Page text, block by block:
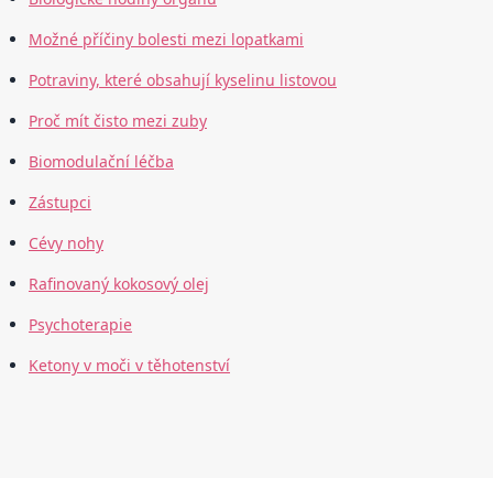
Možné příčiny bolesti mezi lopatkami
Potraviny, které obsahují kyselinu listovou
Proč mít čisto mezi zuby
Biomodulační léčba
Zástupci
Cévy nohy
Rafinovaný kokosový olej
Psychoterapie
Ketony v moči v těhotenství